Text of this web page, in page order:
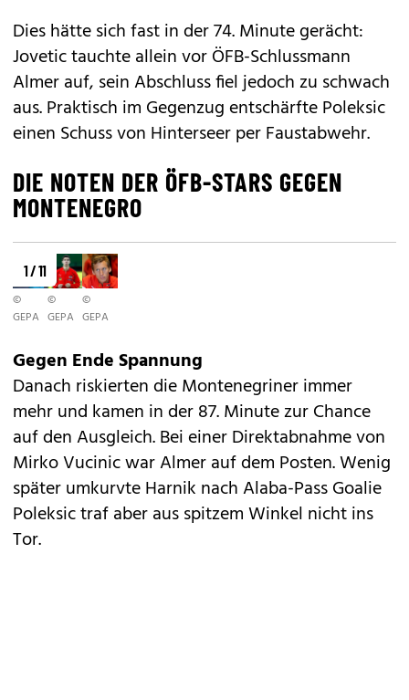
Dies hätte sich fast in der 74. Minute gerächt:
Jovetic tauchte allein vor ÖFB-Schlussmann
Almer auf, sein Abschluss fiel jedoch zu schwach
aus. Praktisch im Gegenzug entschärfte Poleksic
einen Schuss von Hinterseer per Faustabwehr.
DIE NOTEN DER ÖFB-STARS GEGEN
MONTENEGRO
1 / 11
©
GEPA
©
GEPA
©
GEPA
Gegen Ende Spannung
Danach riskierten die Montenegriner immer
mehr und kamen in der 87. Minute zur Chance
auf den Ausgleich. Bei einer Direktabnahme von
Mirko Vucinic war Almer auf dem Posten. Wenig
später umkurvte Harnik nach Alaba-Pass Goalie
Poleksic traf aber aus spitzem Winkel nicht ins
Tor.